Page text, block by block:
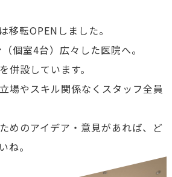
移転OPENしました。
個室4台）広々した医院へ。
併設しています。
場やスキル関係なくスタッフ全員
めのアイデア・意見があれば、ど
ね。